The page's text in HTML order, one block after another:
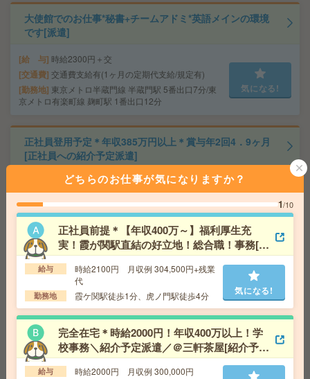
大使館でのお仕事*秘書+チームアドミ*英語メインの環境
です[派遣]
給 与 時給2300円＋交
交通費 交通費支給有(1ヶ月の定期代支給/規定有)
勤務地 東京メトロ半蔵門線 半蔵門駅 5番出口7分/東
京メトロ有楽町線 麹町駅 1番出口12分
気になる!
正社員登用予定＊年収385万円以上＊賞与年2回4．9ヶ月
[正社員への紹介予定派遣]
時給2000円～2100円＋交 【月収例】382,5
00円～ ■給与の前払いが可能な速払いサービスあり
交通費 交通費支給あり
勤務地
東京都墨田区 都営浅草線 押上駅徒歩7分、
東武伊勢崎線 とうきょうスカイツリー駅徒歩10分
気になる!
ほぼ在宅＊出社月数回！正社員化前提＊年収400-500万
円！社内システム登録処理[正社員への紹介予定派遣]
給 与 時給1850円～1900円＋交 【月収例】363,0
62円～ ■給与の前払いが可能な速払いサービスあり
交通費 交通費支給あり
勤務地 東京都港区 山手線 田町（東京）駅徒歩6
分、都営三田線 三田（東京）駅徒歩10分
気になる!
どちらのお仕事が気になりますか？
1/10
正社員前提＊【年収400万～】福利厚生充
実！霞が関駅直結の好立地！総合職！事務[正
社員への紹介予定派遣]
給与
時給2100円 月収例 304,500円+残業
代
勤務地 霞ケ関駅徒歩1分、虎ノ門駅徒歩4分 気になる!
完全在宅＊時給2000円！年収400万以上！学
校事務＼紹介予定派遣／＠三軒茶屋[紹介予定
派遣]
給与 時給2000円 月収例 300,000円